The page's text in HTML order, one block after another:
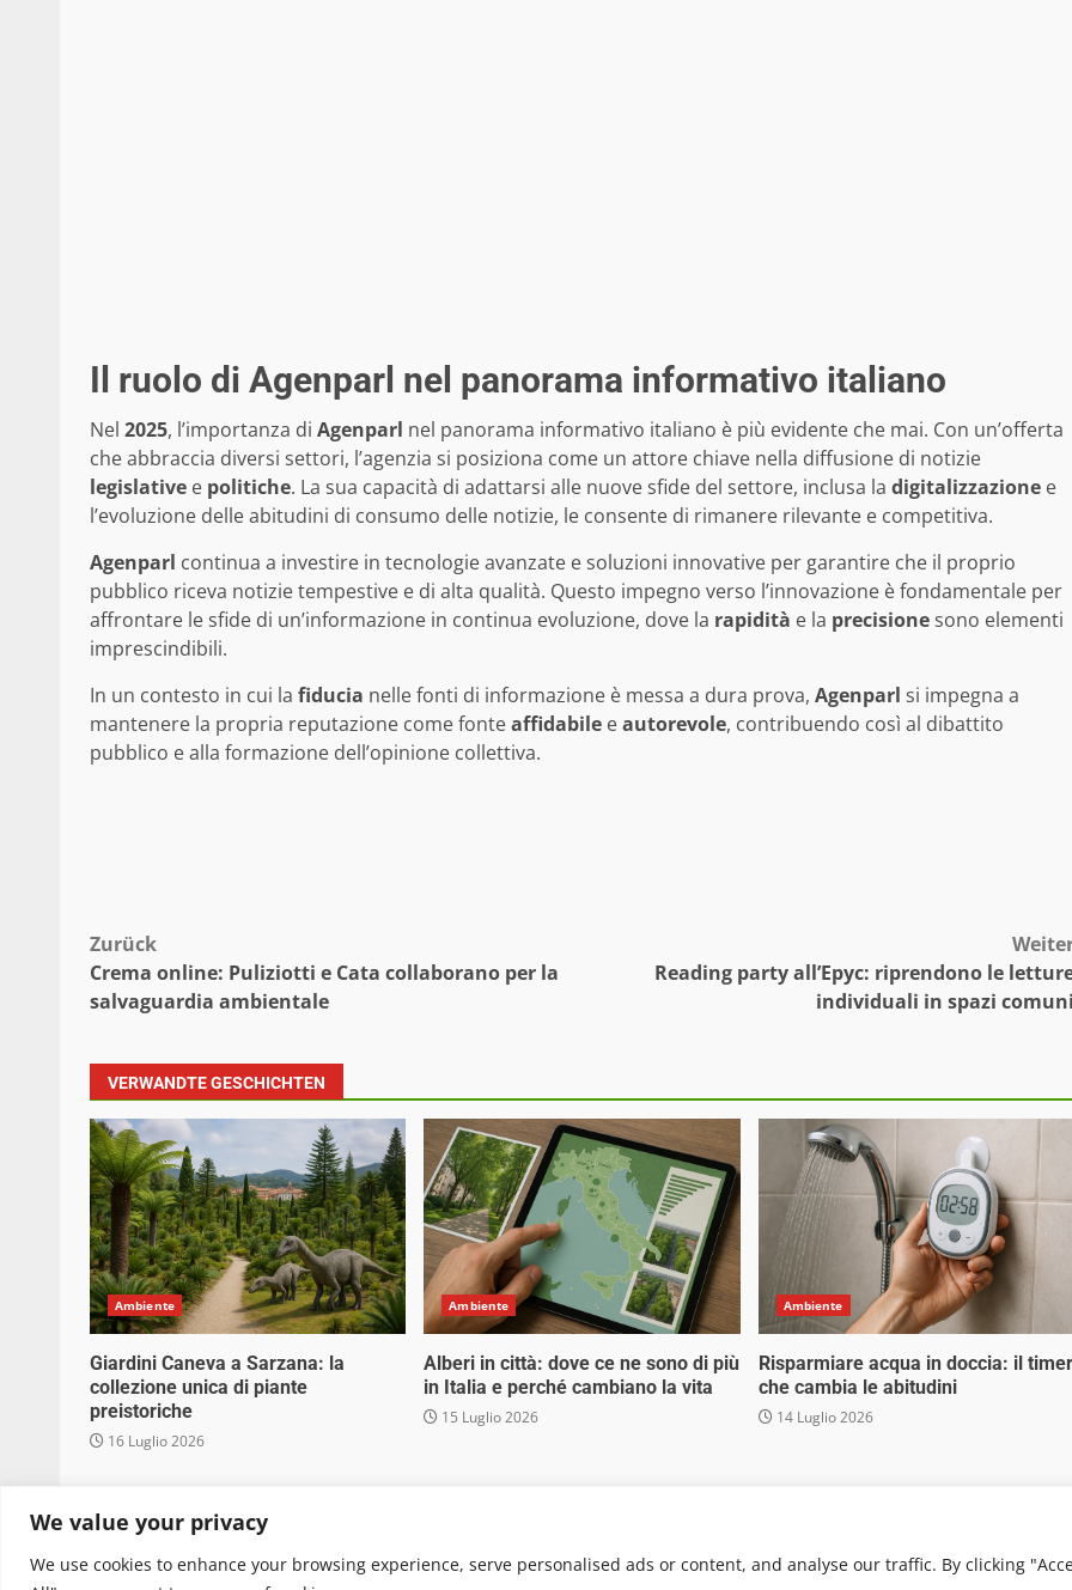
We value your privacy
We use cookies to enhance your browsing experience, serve personalised ads or content, and analyse our traffic. By clicking
Il ruolo di Agenparl nel panorama informativo italiano
Nel 2025, l’importanza di Agenparl nel panorama informativo italiano è più evidente che mai. Con un’offerta
che abbraccia diversi settori, l’agenzia si posiziona come un attore chiave nella diffusione di notizie
legislative e politiche. La sua capacità di adattarsi alle nuove sfide del settore, inclusa la digitalizzazione e
l’evoluzione delle abitudini di consumo delle notizie, le consente di rimanere rilevante e competitiva.
Agenparl continua a investire in tecnologie avanzate e soluzioni innovative per garantire che il proprio
pubblico riceva notizie tempestive e di alta qualità. Questo impegno verso l’innovazione è fondamentale per
affrontare le sfide di un’informazione in continua evoluzione, dove la rapidità e la precisionesono elementi
imprescindibili.
In un contesto in cui la fiducia nelle fonti di informazione è messa a dura prova, Agenparl si impegna a
mantenere la propria reputazione come fonteaffidabile eautorevole, contribuendo così al dibattito
pubblico e alla formazione dell’opinione collettiva.
Beitragsnavigation
Zurück
Crema online: Puliziotti e Cata collaborano per la
salvaguardia ambientale
Reading party all’Epyc: riprendono le
individuali in spazi
VERWANDTE GESCHICHTEN
Ambiente
Giardini Caneva a Sarzana: la
collezione unica di piante
preistoriche
16 Luglio 2026
Ambiente
Alberi in città: dove ce ne sono di più
in Italia e perché cambiano la vita
15 Luglio 2026
Ambiente
Risparmiare acqua in doccia: il timer
che cambia le abitudini
14 Luglio 2026
Copyright © 2025 Biopianeta.it proprietà di Jws Media Srl - Via Cavour 310 - 00184 Roma - P.Iva
quanto viene aggiornato senza alcuna periodicità. Non può pertanto considerarsi un prodotto editoriale ai
von AF themes.